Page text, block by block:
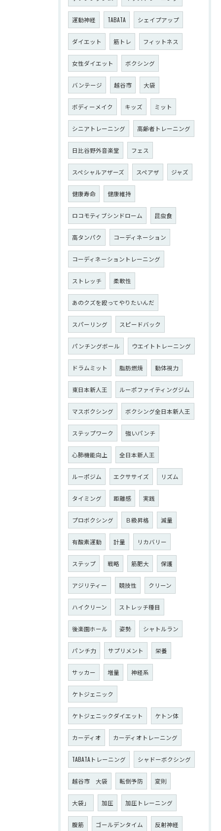
運動神経 TABATA シェイプアップ
ダイエット 筋トレ フィットネス
女性ダイエット ボクシング
バンテージ 越谷市 大袋
ボディーメイク キッズ ミット
シニアトレーニング 高齢者トレーニング
日比谷野外音楽堂 フェス
スペシャルアザーズ スペアザ ジャズ
健康寿命 健康維持
ロコモティブシンドローム 昆虫食
高タンパク コーディネーション
コーディネーショントレーニング
ストレッチ 柔軟性
あのクズを殴ってやりたいんだ
スパーリング スピードバック
パンチングボール ウエイトトレーニング
ドラムミット 脂肪燃焼 動体視力
東日本新人王 ルーポファイティングジム
マスボクシング ボクシング全日本新人王
ステップワーク 強いパンチ
心肺機能向上 全日本新人王
ルーポジム エクササイズ リズム
タイミング 距離感 実践
プロボクシング Ｂ級昇格 減量
有酸素運動 計量 リカバリー
ステップ 戦略 筋肥大 保護
アジリティー 競技性 クリーン
ハイクリーン ストレッチ種目
後楽園ホール 姿勢 シャトルラン
パンチ力 サプリメント 栄養
サッカー 増量 神経系
ケトジェニック
ケトジェニックダイエット ケトン体
カーディオ カーディオトレーニング
TABATAトレーニング シャドーボクシング
越谷市 大袋 転倒予防 変則
大袋」 加圧 加圧トレーニング
腹筋 ゴールデンタイム 反射神経